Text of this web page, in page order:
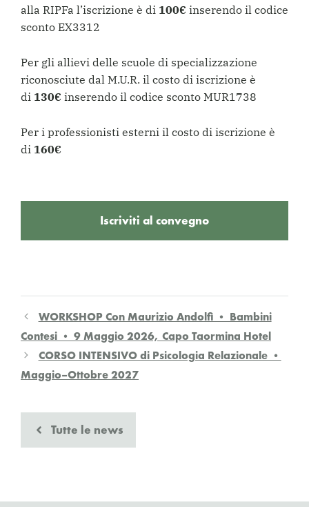
alla RIPFa l’iscrizione è di 100€ inserendo il codice
sconto EX3312
Per gli allievi delle scuole di specializzazione
riconosciute dal M.U.R. il costo di iscrizione è
di 130€ inserendo il codice sconto MUR1738
Per i professionisti esterni il costo di iscrizione è
di 160€
Iscriviti al convegno
WORKSHOP Con Maurizio Andolfi • Bambini
Contesi • 9 Maggio 2026, Capo Taormina Hotel
CORSO INTENSIVO di Psicologia Relazionale •
Maggio–Ottobre 2027
Tutte le news